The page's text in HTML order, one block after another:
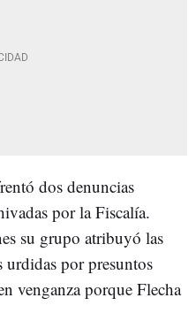
dos denuncias
por la Fiscalía.
su grupo atribuyó las
urdidas por presuntos
venganza porque Flecha